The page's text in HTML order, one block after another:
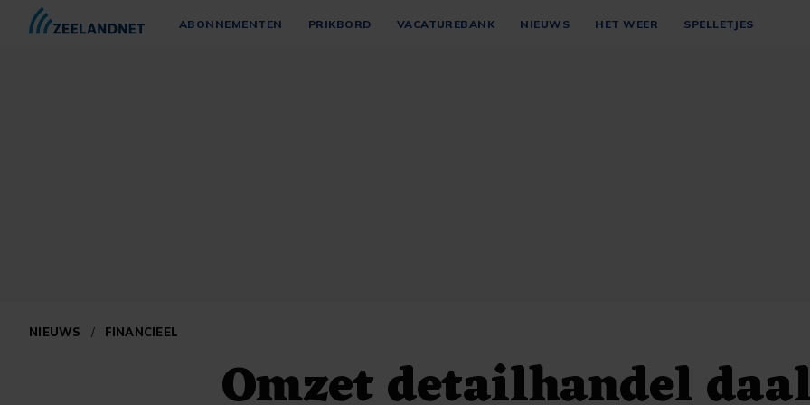
ABONNEMENTEN PRIKBORD VACATUREBANK NIEUWS HET WEER SPELLETJES
NIEUWS / FINANCIEEL